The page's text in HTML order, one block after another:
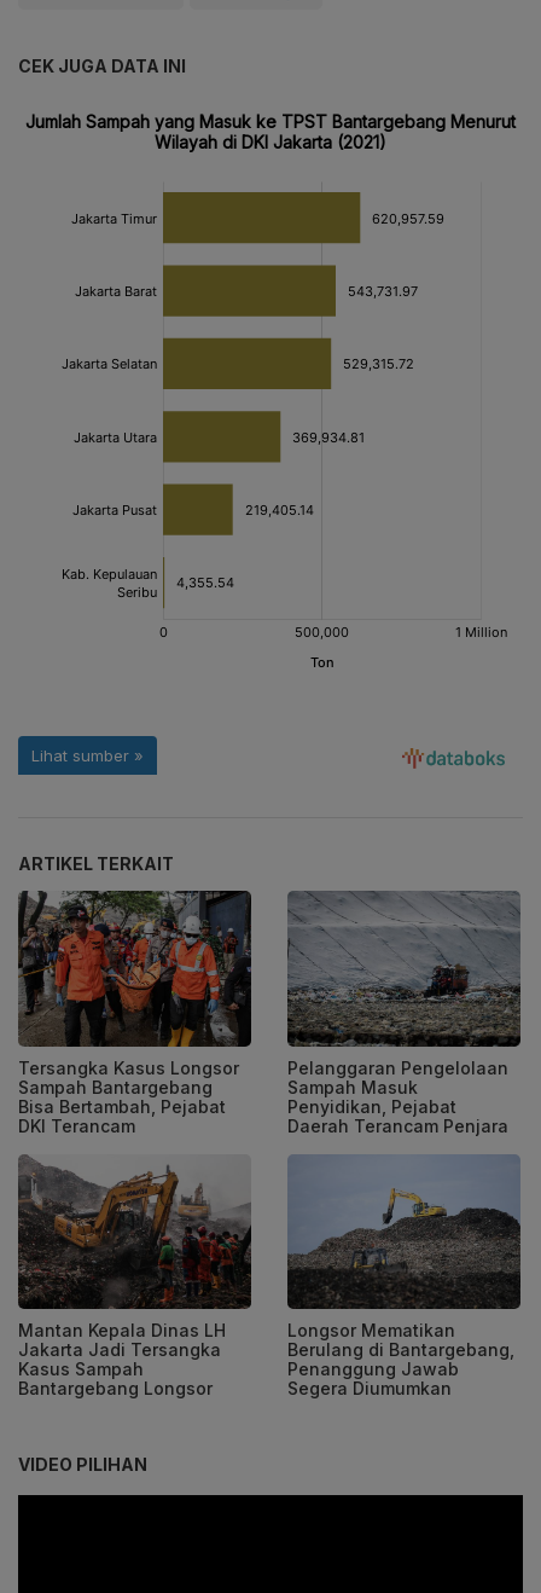
CEK JUGA DATA INI
ARTIKEL TERKAIT
Tersangka Kasus Longsor
Sampah Bantargebang
Bisa Bertambah, Pejabat
DKI Terancam
Pelanggaran Pengelolaan
Sampah Masuk
Penyidikan, Pejabat
Daerah Terancam Penjara
Mantan Kepala Dinas LH
Jakarta Jadi Tersangka
Kasus Sampah
Bantargebang Longsor
Longsor Mematikan
Berulang di Bantargebang,
Penanggung Jawab
Segera Diumumkan
VIDEO PILIHAN